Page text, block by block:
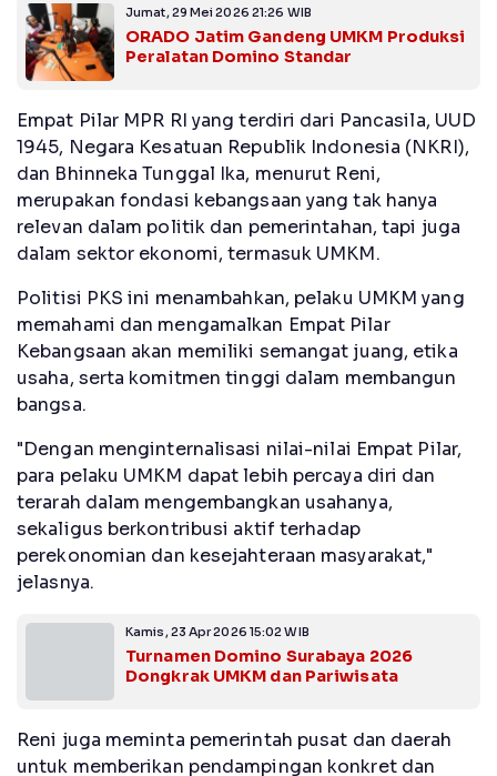
Jumat, 29 Mei 2026 21:26 WIB
ORADO Jatim Gandeng UMKM Produksi
Peralatan Domino Standar
Empat Pilar MPR RI yang terdiri dari Pancasila, UUD
1945, Negara Kesatuan Republik Indonesia (NKRI),
dan Bhinneka Tunggal Ika, menurut Reni,
merupakan fondasi kebangsaan yang tak hanya
relevan dalam politik dan pemerintahan, tapi juga
dalam sektor ekonomi, termasuk UMKM.
Politisi PKS ini menambahkan, pelaku UMKM yang
memahami dan mengamalkan Empat Pilar
Kebangsaan akan memiliki semangat juang, etika
usaha, serta komitmen tinggi dalam membangun
bangsa.
"Dengan menginternalisasi nilai-nilai Empat Pilar,
para pelaku UMKM dapat lebih percaya diri dan
terarah dalam mengembangkan usahanya,
sekaligus berkontribusi aktif terhadap
perekonomian dan kesejahteraan masyarakat,"
jelasnya.
Kamis, 23 Apr 2026 15:02 WIB
Turnamen Domino Surabaya 2026
Dongkrak UMKM dan Pariwisata
Reni juga meminta pemerintah pusat dan daerah
untuk memberikan pendampingan konkret dan